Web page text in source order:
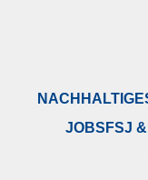
JOBS FSJ